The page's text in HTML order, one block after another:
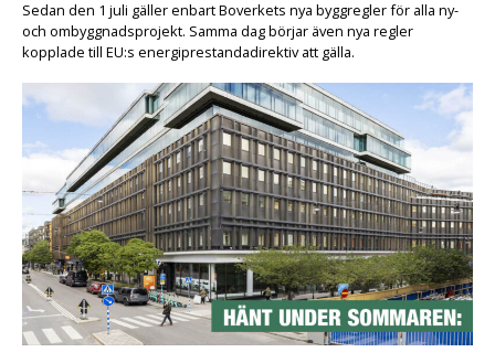
Sedan den 1 juli gäller enbart Boverkets nya byggregler för alla ny-
och ombyggnadsprojekt. Samma dag börjar även nya regler
kopplade till EU:s energiprestandadirektiv att gälla.